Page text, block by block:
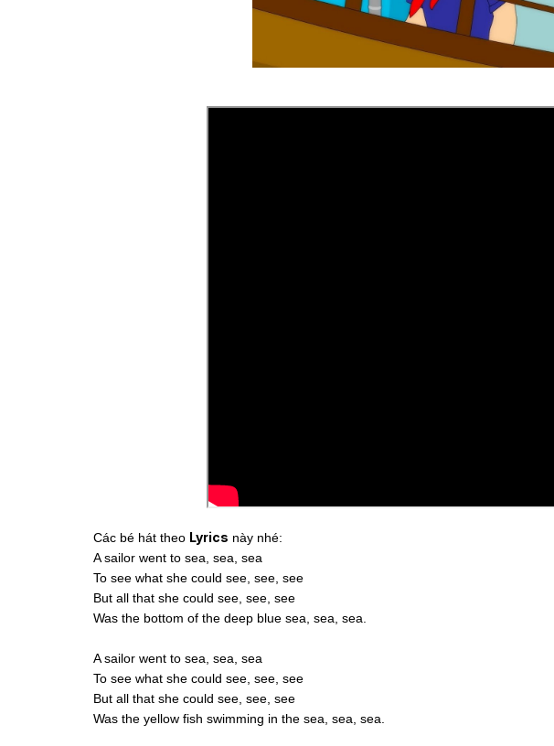
Các bé hát theo Lyrics này nhé:
A sailor went to sea, sea, sea
To see what she could see, see, see
But all that she could see, see, see
Was the bottom of the deep blue sea, sea, sea.
A sailor went to sea, sea, sea
To see what she could see, see, see
But all that she could see, see, see
Was the yellow fish swimming in the sea, sea, sea.